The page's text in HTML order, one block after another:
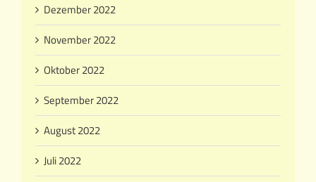
Dezember 2022
November 2022
Oktober 2022
September 2022
August 2022
Juli 2022